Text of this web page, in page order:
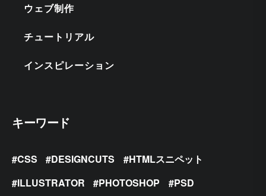
ウェブ制作
チュートリアル
インスピレーション
キーワード
CSS DESIGNCUTS
HTMLスニペット
ILLUSTRATOR
PHOTOSHOP
PSD